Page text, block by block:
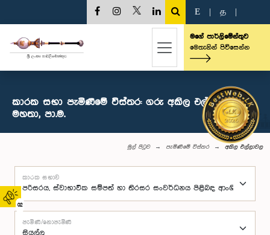
02
E த
මගේ පාර්ලිමේන්තුව
මෙතැනින් පිවිසෙන්න
කාරක සභා පැමිණීමේ විස්තර: ගරු අකිල එල්ලාවල
මහතා, පා.ම.
මුල් පිටුව පැමිණීමේ විස්තර අකිල එල්ලාවල
කාරක සභාව
පැමිණි/නොපැමිණි